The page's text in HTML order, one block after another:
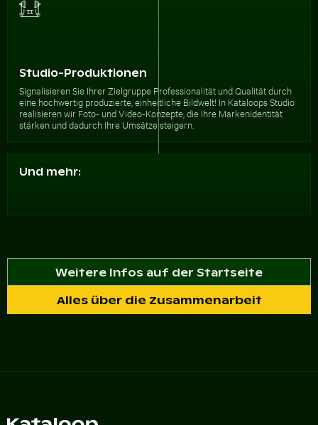
Studio-Produktionen
Signalisieren Sie Ihrer Zielgruppe Professionalität und Qualität durch
eine hochwertig produzierte, einheitliche Bildwelt! In Kataloops Studio
realisieren wir Foto- und Video-Konzepte, die Ihre Markenidentität
stärken und dadurch Ihre Umsätze steigern.
Und mehr:
Weitere Infos auf der Startseite
Alles über die Zusammenarbeit